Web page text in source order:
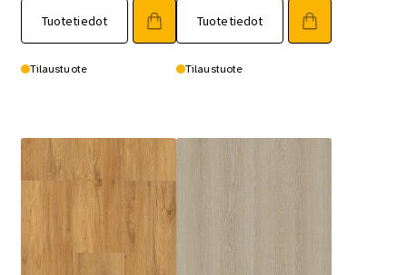
Tuotetiedot
Tilaustuote
Tuotetiedot
Tilaustuote